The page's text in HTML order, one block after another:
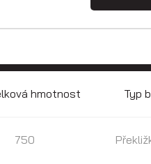
hmotnost Typ
750